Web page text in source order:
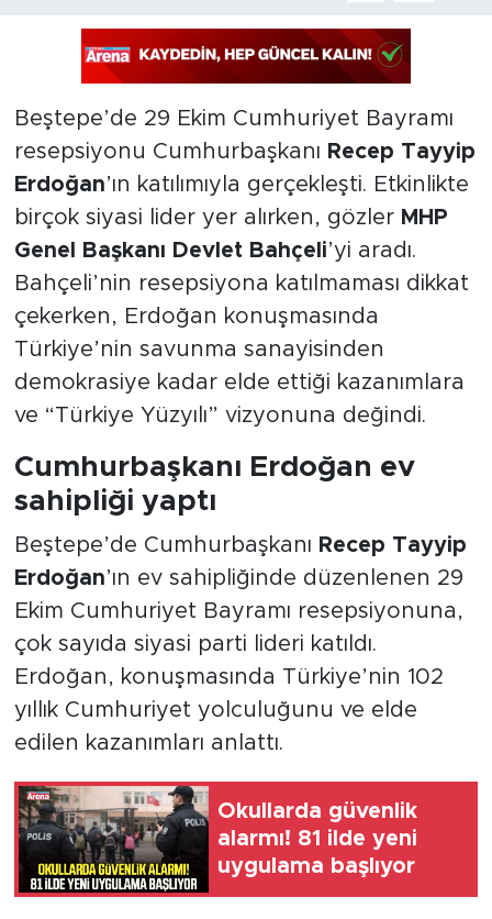
Beştepe’de 29 Ekim Cumhuriyet Bayramı
resepsiyonu Cumhurbaşkanı Recep Tayyip
Erdoğan’ın katılımıyla gerçekleşti. Etkinlikte
birçok siyasi lider yer alırken, gözler MHP
Genel Başkanı Devlet Bahçeli’yi aradı.
Bahçeli’nin resepsiyona katılmaması dikkat
çekerken, Erdoğan konuşmasında
Türkiye’nin savunma sanayisinden
demokrasiye kadar elde ettiği kazanımlara
ve “Türkiye Yüzyılı” vizyonuna değindi.
Cumhurbaşkanı Erdoğan ev
sahipliği yaptı
Beştepe’de Cumhurbaşkanı Recep Tayyip
Erdoğan’ın ev sahipliğinde düzenlenen 29
Ekim Cumhuriyet Bayramı resepsiyonuna,
çok sayıda siyasi parti lideri katıldı.
Erdoğan, konuşmasında Türkiye’nin 102
yıllık Cumhuriyet yolculuğunu ve elde
edilen kazanımları anlattı.
Okullarda güvenlik
alarmı! 81 ilde yeni
uygulama başlıyor